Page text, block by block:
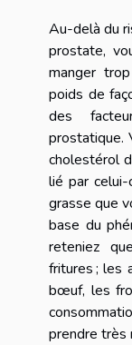
Au-delà du
prostate,
manger
poids de
des
prostatique.
cholestérol
lié par
grasse que
base du
reteniez
fritures ; les
bœuf, les
prendre très